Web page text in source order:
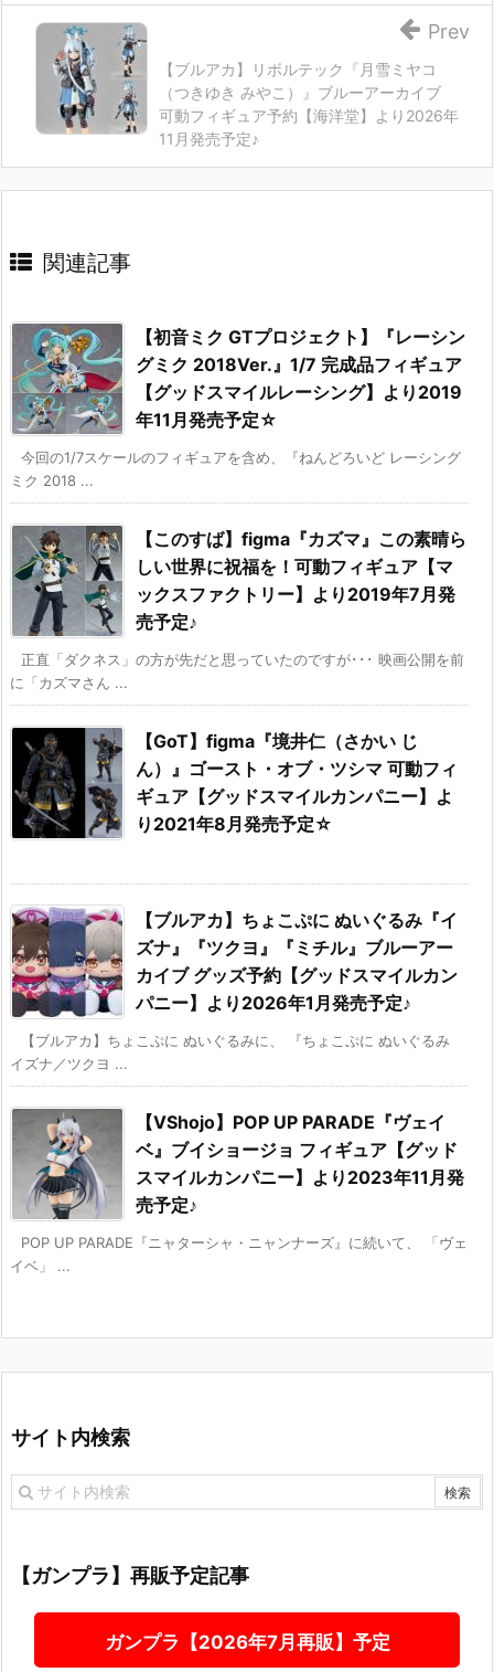
【ブルアカ】リボルテック『月雪ミヤコ
（つきゆき みやこ）』ブルーアーカイブ
可動フィギュア予約【海洋堂】より2026年
11月発売予定♪
Prev
関連記事
【初音ミク GTプロジェクト】『レーシン
グミク 2018Ver.』1/7 完成品フィギュア
【グッドスマイルレーシング】より2019
年11月発売予定☆
今回の1/7スケールのフィギュアを含め、『ねんどろいど レーシング
ミク 2018 ...
【このすば】figma『カズマ』この素晴ら
しい世界に祝福を！可動フィギュア【マ
ックスファクトリー】より2019年7月発
売予定♪
正直「ダクネス」の方が先だと思っていたのですが･･･ 映画公開を前
に「カズマさん ...
【GoT】figma『境井仁（さかい じ
ん）』ゴースト・オブ・ツシマ 可動フィ
ギュア【グッドスマイルカンパニー】よ
り2021年8月発売予定☆
【ブルアカ】ちょこぷに ぬいぐるみ『イ
ズナ』『ツクヨ』『ミチル』ブルーアー
カイブ グッズ予約【グッドスマイルカン
パニー】より2026年1月発売予定♪
【ブルアカ】ちょこぷに ぬいぐるみに、 『ちょこぷに ぬいぐるみ
イズナ／ツクヨ ...
【VShojo】POP UP PARADE『ヴェイ
ベ』ブイショージョ フィギュア【グッド
スマイルカンパニー】より2023年11月発
売予定♪
POP UP PARADE『ニャターシャ・ニャンナーズ』に続いて、 「ヴェ
イベ」 ...
サイト内検索
【ガンプラ】再販予定記事
ガンプラ【2026年7月再販】予定